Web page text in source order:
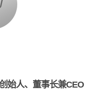
始人、董事长兼CEO